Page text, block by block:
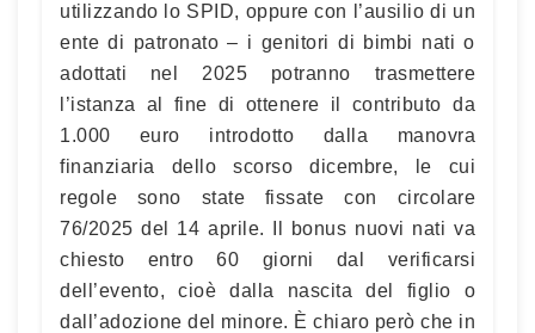
utilizzando lo SPID, oppure con l’ausilio di un
ente di patronato – i genitori di bimbi nati o
adottati nel 2025 potranno trasmettere
l’istanza al fine di ottenere il contributo da
1.000 euro introdotto dalla manovra
finanziaria dello scorso dicembre, le cui
regole sono state fissate con circolare
76/2025 del 14 aprile. Il bonus nuovi nati va
chiesto entro 60 giorni dal verificarsi
dell’evento, cioè dalla nascita del figlio o
dall’adozione del minore. È chiaro però che in